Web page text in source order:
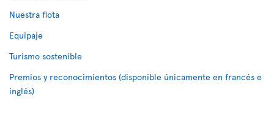
Nuestra flota
Equipaje
Turismo sostenible
Premios y reconocimientos (disponible únicamente en francés e
inglés)